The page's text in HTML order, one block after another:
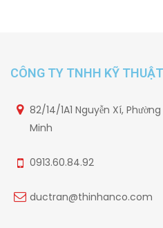
CÔNG TY TNHH KỸ
82/14/1A1 Nguyễn Xí,
Minh
0913.60.84.92
ductran@thinhanco.com